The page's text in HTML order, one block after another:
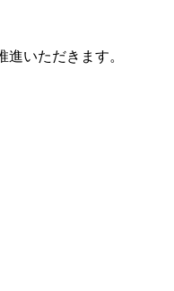
いただきます。